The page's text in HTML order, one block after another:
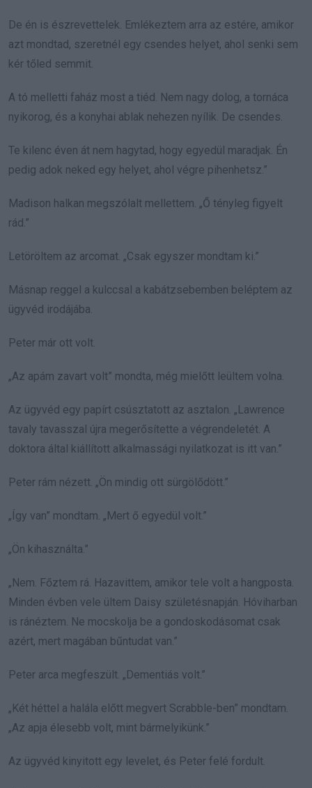
De én is észrevettelek. Emlékeztem arra az estére, amikor
azt mondtad, szeretnél egy csendes helyet, ahol senki sem
kér tőled semmit.
A tó melletti faház most a tiéd. Nem nagy dolog, a tornáca
nyikorog, és a konyhai ablak nehezen nyílik. De csendes.
Te kilenc éven át nem hagytad, hogy egyedül maradjak. Én
pedig adok neked egy helyet, ahol végre pihenhetsz.”
Madison halkan megszólalt mellettem. „Ő tényleg figyelt
rád.”
Letöröltem az arcomat. „Csak egyszer mondtam ki.”
Másnap reggel a kulccsal a kabátzsebemben beléptem az
ügyvéd irodájába.
Peter már ott volt.
„Az apám zavart volt” mondta, még mielőtt leültem volna.
Az ügyvéd egy papírt csúsztatott az asztalon. „Lawrence
tavaly tavasszal újra megerősítette a végrendeletét. A
doktora által kiállított alkalmassági nyilatkozat is itt van.”
Peter rám nézett. „Ön mindig ott sürgölődött.”
„Így van” mondtam. „Mert ő egyedül volt.”
„Ön kihasználta.”
„Nem. Főztem rá. Hazavittem, amikor tele volt a hangposta.
Minden évben vele ültem Daisy születésnapján. Hóviharban
is ránéztem. Ne mocskolja be a gondoskodásomat csak
azért, mert magában bűntudat van.”
Peter arca megfeszült. „Dementiás volt.”
„Két héttel a halála előtt megvert Scrabble-ben” mondtam.
„Az apja élesebb volt, mint bármelyikünk.”
Az ügyvéd kinyitott egy levelet, és Peter felé fordult.